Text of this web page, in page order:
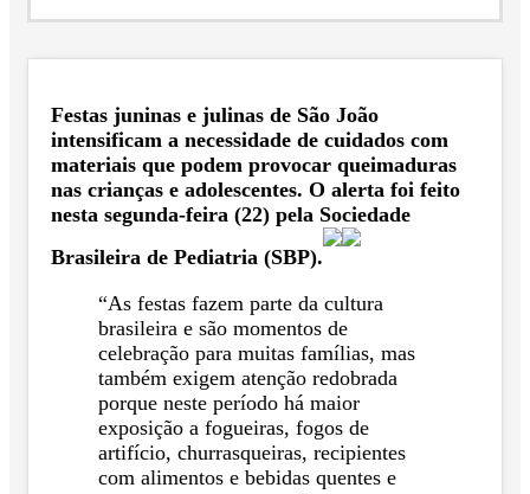
Festas juninas e julinas de São João
intensificam a necessidade de cuidados com
materiais que podem provocar queimaduras
nas crianças e adolescentes. O alerta foi feito
nesta segunda-feira (22) pela Sociedade
Brasileira de Pediatria (SBP).
“As festas fazem parte da cultura
brasileira e são momentos de
celebração para muitas famílias, mas
também exigem atenção redobrada
porque neste período há maior
exposição a fogueiras, fogos de
artifício, churrasqueiras, recipientes
com alimentos e bebidas quentes e